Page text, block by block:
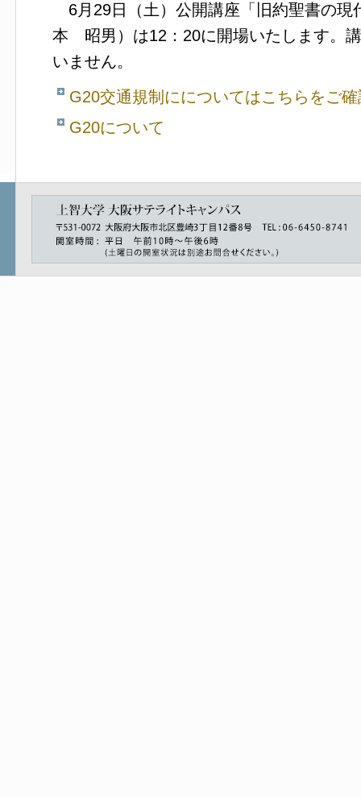
6月29日（土）公開講座「旧約聖書の現
本 昭男）は12：20に開場いたします。
いません。
G20交通規制にについてはこちらをご
G20について